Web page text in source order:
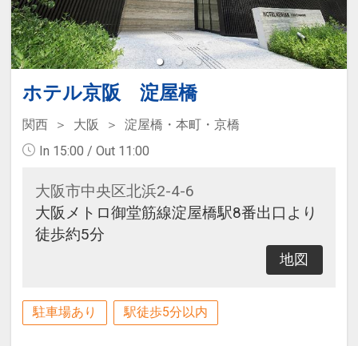
ホテル京阪 淀屋橋
関西 大阪
淀屋橋・本町・京橋
In 15:00 / Out 11:00
大阪市中央区北浜2-4-6
大阪メトロ御堂筋線淀屋橋駅8番出口より
徒歩約5分
地図
駐車場あり 駅徒歩5分以内